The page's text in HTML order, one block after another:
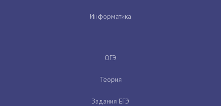
Информатика
ОГЭ
Теория
Задания ЕГЭ